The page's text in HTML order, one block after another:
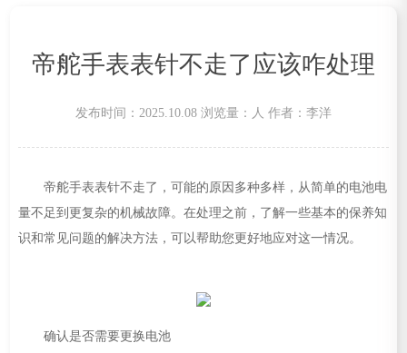
帝舵手表表针不走了应该咋处理
发布时间：2025.10.08 浏览量： 人 作者：李洋
帝舵手表表针不走了，可能的原因多种多样，从简单的电池电
量不足到更复杂的机械故障。在处理之前，了解一些基本的保养知
识和常见问题的解决方法，可以帮助您更好地应对这一情况。
确认是否需要更换电池